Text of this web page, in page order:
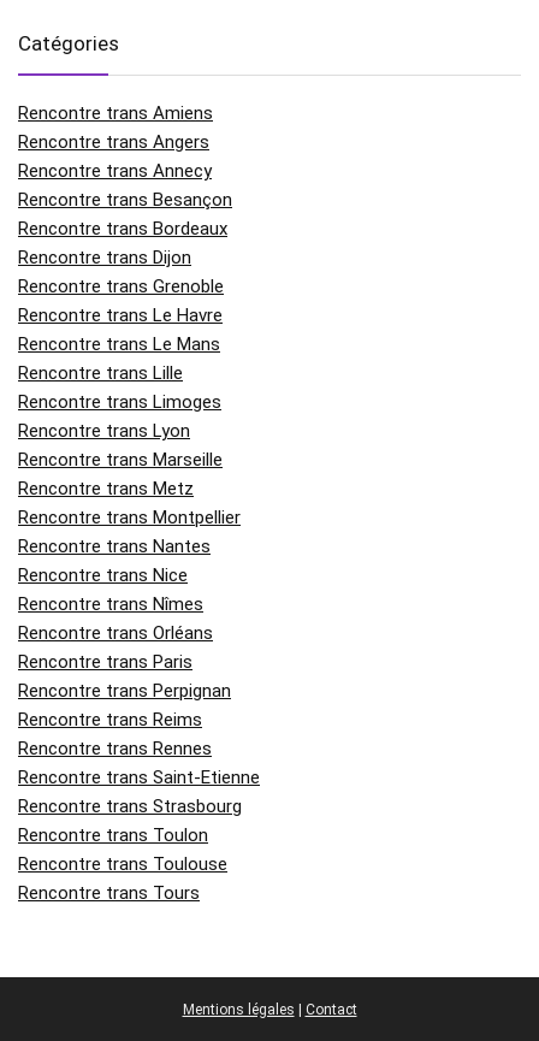
Catégories
Rencontre trans Amiens
Rencontre trans Angers
Rencontre trans Annecy
Rencontre trans Besançon
Rencontre trans Bordeaux
Rencontre trans Dijon
Rencontre trans Grenoble
Rencontre trans Le Havre
Rencontre trans Le Mans
Rencontre trans Lille
Rencontre trans Limoges
Rencontre trans Lyon
Rencontre trans Marseille
Rencontre trans Metz
Rencontre trans Montpellier
Rencontre trans Nantes
Rencontre trans Nice
Rencontre trans Nîmes
Rencontre trans Orléans
Rencontre trans Paris
Rencontre trans Perpignan
Rencontre trans Reims
Rencontre trans Rennes
Rencontre trans Saint-Etienne
Rencontre trans Strasbourg
Rencontre trans Toulon
Rencontre trans Toulouse
Rencontre trans Tours
Mentions légales Contact